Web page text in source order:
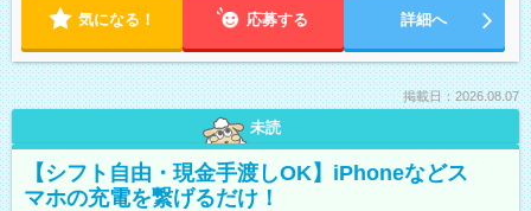
気になる！ 応募する 詳細へ
掲載日：2026.08.07
未読
【シフト自由・現金手渡しOK】iPhoneなどス
マホの充電を繋げるだけ！